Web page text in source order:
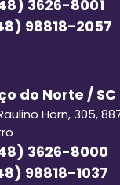
3626-8001
98818-2057
do Norte / SC
Horn, 305,
3626-8000
98818-1037